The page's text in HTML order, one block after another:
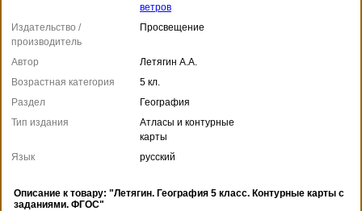
ветров
Издательство /
производитель
Просвещение
Автор
Летягин А.А.
Возрастная категория
5 кл.
Раздел
География
Тип издания
Атласы и контурные
карты
Язык
русский
Описание к товару: "Летягин. География 5 класс. Контурные карты с
заданиями. ФГОС"